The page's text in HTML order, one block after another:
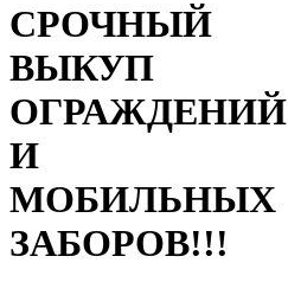
СРОЧНЫЙ
ВЫКУП
ОГРАЖДЕНИЙ
И
МОБИЛЬНЫХ
ЗАБОРОВ!!!